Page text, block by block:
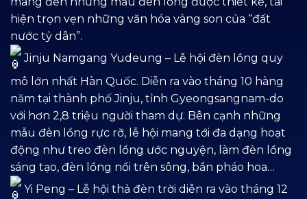
hiện trọn vẹn những văn hóa vàng son của “đất
nước tỷ dân”.
Jinju Namgang Yudeung – Lễ hội đèn lồng quy
mô lớn nhất Hàn Quốc. Diễn ra vào tháng 10 hàng
năm tại thành phố Jinju, tỉnh Gyeongsangnam-do
với hơn 2,8 triệu người tham dự. Bên cạnh những
mẫu đèn lồng rực rỡ, lễ hội mang tới đa dạng hoạt
động như treo đèn lồng ước nguyện, làm đèn lồng
sáng tạo, đèn lồng nổi trên sông, bắn pháo hoa…
Yi Peng – Lễ hội thả đèn trời diễn ra vào tháng 12